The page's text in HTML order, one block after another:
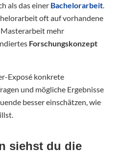
als das einer Bachelorarbeit.
oft auf vorhandene
mehr
Forschungskonzept
Exposé konkrete
und mögliche Ergebnisse
besser einschätzen, wie
siehst du die